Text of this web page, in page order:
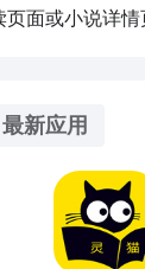
面或小说详
最新应用